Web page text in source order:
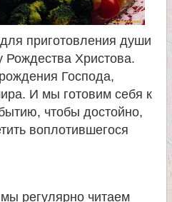
приготовления души
Рождества Христова.
Господа,
И мы готовим себя к
чтобы достойно,
воплотившегося
регулярно читаем